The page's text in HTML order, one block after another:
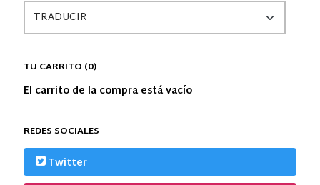
TU CARRITO (0)
El carrito de la compra está vacío
REDES SOCIALES
Twitter